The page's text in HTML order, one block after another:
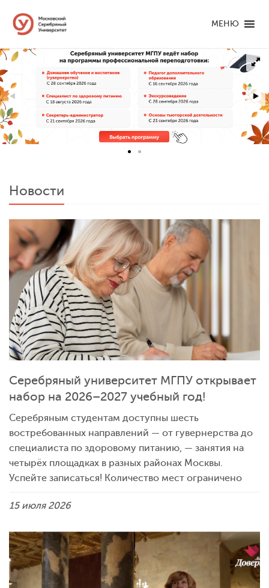
МЕНЮ
Новости
Серебряный университет МГПУ открывает
набор на 2026–2027 учебный год!
Серебряным студентам доступны шесть
востребованных направлений — от гувернерства до
специалиста по здоровому питанию, — занятия на
четырёх площадках в разных районах Москвы.
Успейте записаться! Количество мест ограничено
15 июля 2026